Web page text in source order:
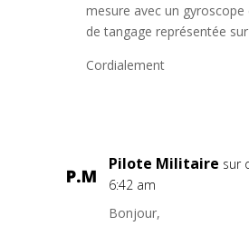
mesure avec un gyroscope
de tangage représentée
Cordialement
Pilote Militaire sur
6:42 am
Bonjour,